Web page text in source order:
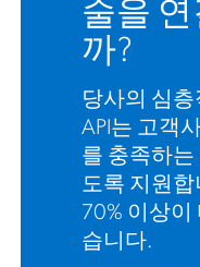
술을
까?
당사의 심
API는 고객
를 충족하
도록 지원
70% 이상
습니다.